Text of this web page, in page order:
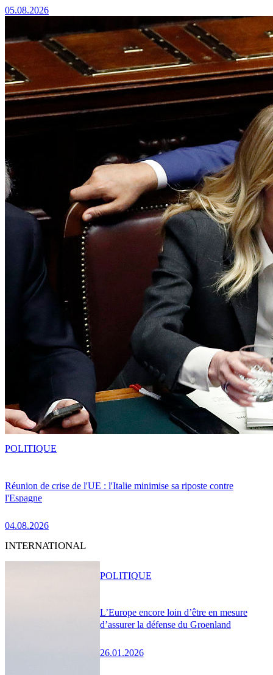
05.08.2026
Réunion de crise de l'UE : l'Italie minimise sa riposte contre
l'Espagne
04.08.2026
POLITIQUE
INTERNATIONAL
L’Europe encore loin d’être en mesure
d’assurer la défense du Groenland
26.01.2026
POLITIQUE